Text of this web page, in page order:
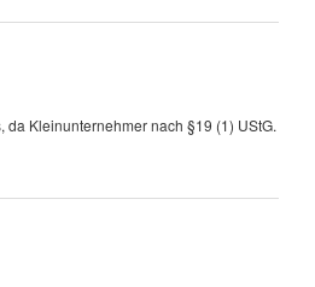
Produktseite
da Kleinunternehmer nach §19 (1) UStG.